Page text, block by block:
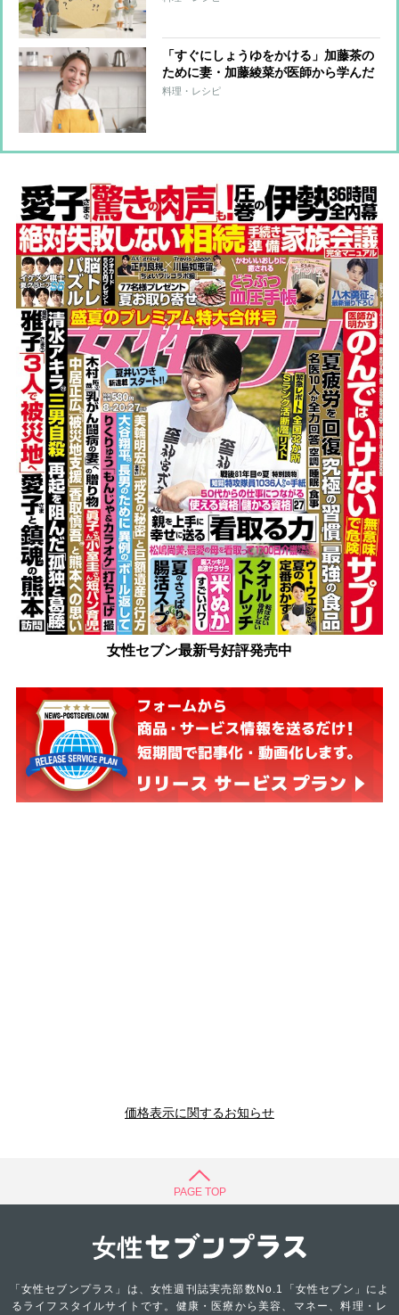
「すぐにしょうゆをかける」加藤茶の
ために妻・加藤綾菜が医師から学んだ
「減塩アイディア」
料理・レシピ
女性セブン最新号好評発売中
価格表示に関するお知らせ
PAGE TOP
「女性セブンプラス」は、女性週刊誌実売部数No.1「女性セブン」によ
るライフスタイルサイトです。健康・医療から美容、マネー、料理・レ